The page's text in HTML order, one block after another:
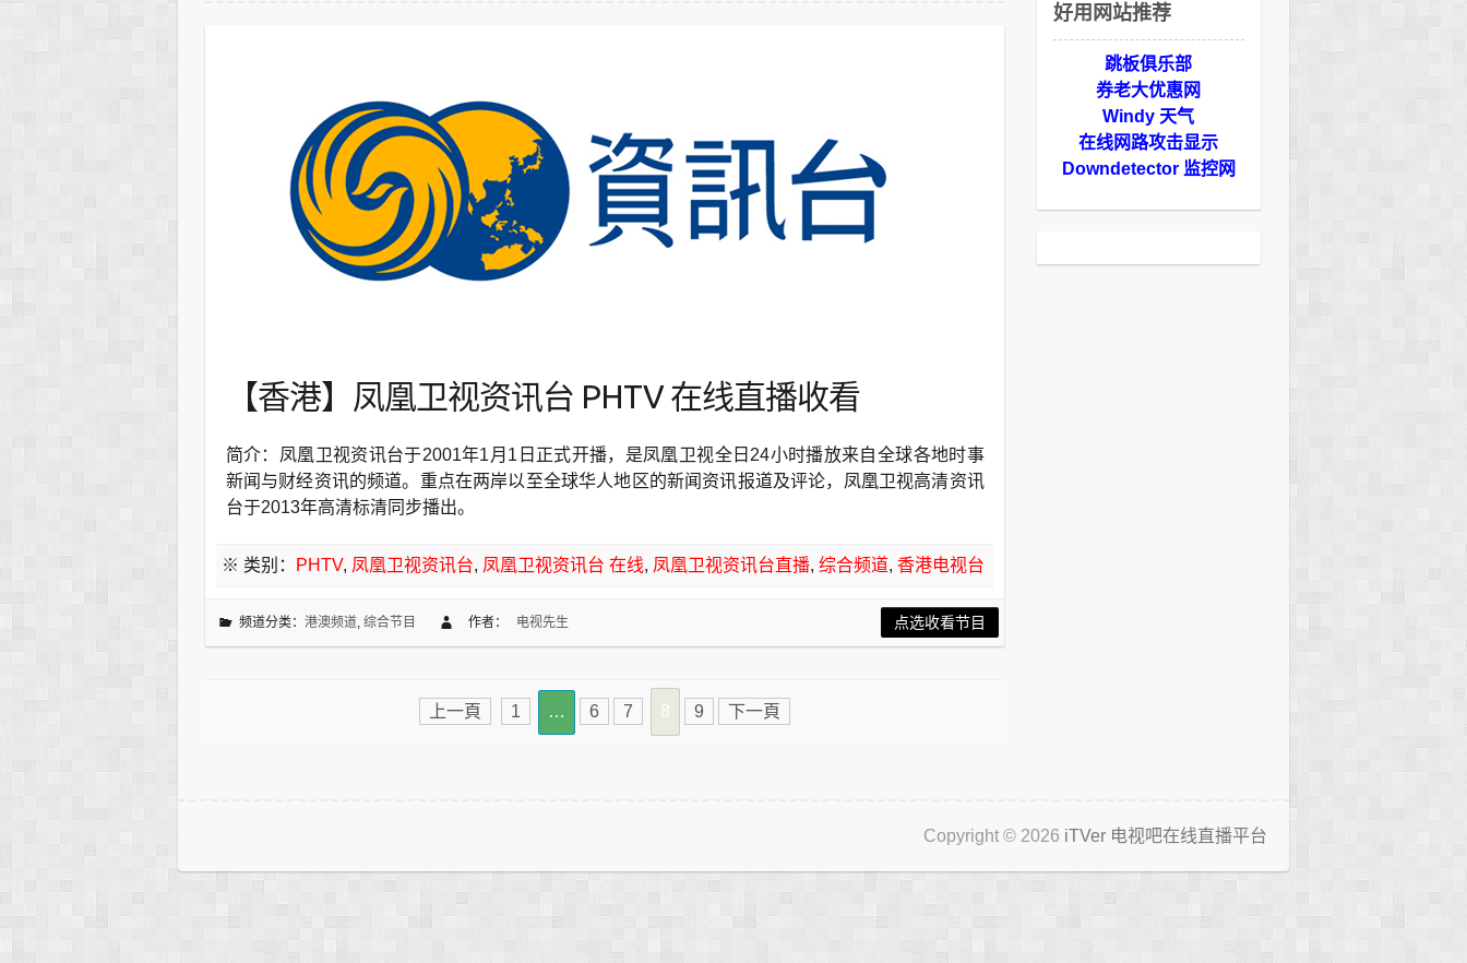
【香港】凤凰卫视资讯台 PHTV 在线直播收看
简介：凤凰卫视资讯台于2001年1月1日正式开播，是凤凰卫视全日24小时播放来自全球各地时事
新闻与财经资讯的频道。重点在两岸以至全球华人地区的新闻资讯报道及评论，凤凰卫视高清资讯
台于2013年高清标清同步播出。
※ 类别： PHTV, 凤凰卫视资讯台, 凤凰卫视资讯台 在线, 凤凰卫视资讯台直播,综合频道, 香港电视台
频道分类： 港澳频道, 综合节目 作者： 电视先生 点选收看节目
上一頁 1 … 6 7 8 9 下一頁
好用网站推荐
跳板俱乐部
券老大优惠网
Windy 天气
在线网路攻击显示
Downdetector 监控网
Copyright © 2026 iTVer 电视吧在线直播平台